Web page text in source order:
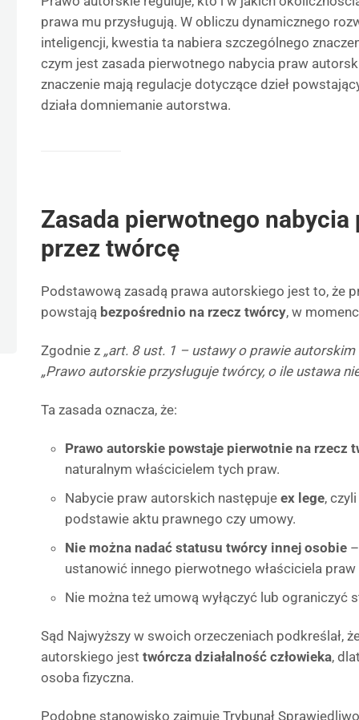
prawa mu przysługują. W obliczu dynamicznego
inteligencji, kwestia ta nabiera szczególnego
czym jest zasada pierwotnego nabycia praw
znaczenie mają regulacje dotyczące dzieł
działa domniemanie autorstwa.
Zasada pierwotnego
przez twórcę
Podstawową zasadą prawa autorskiego jest to, że
powstają bezpośrednio na rzecz twórcy, w
Zgodnie z „art. 8 ust. 1 – ustawy o prawie
„Prawo autorskie przysługuje twórcy, o ile ustawa
Ta zasada oznacza, że:
Prawo autorskie powstaje pierwotnie na rzecz
naturalnym właścicielem tych praw.
Nabycie praw autorskich następuje ex lege,
podstawie aktu prawnego czy umowy.
Nie można nadać statusu twórcy innej osobie
ustanowić innego pierwotnego właściciela
Nie można też umową wyłączyć lub ograniczyć
Sąd Najwyższy w swoich orzeczeniach podkreślał,
autorskiego jest twórcza działalność człowieka,
osoba fizyczna.
Podobne stanowisko zajmuje Trybunał